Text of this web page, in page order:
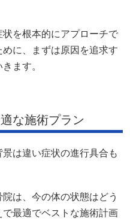
を根本的にアプローチで
に、まずは原因を追求す
ます。
な施術プラン
は違い症状の進行具合も
は、今の体の状態はどう
最適でベストな施術計画